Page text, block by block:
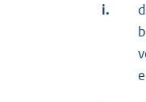
i.